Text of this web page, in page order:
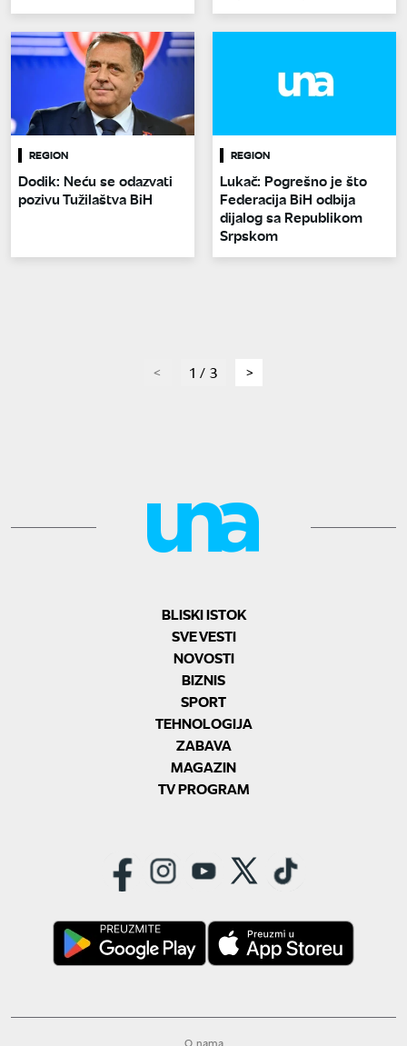
REGION
Dodik: Neću se odazvati
pozivu Tužilaštva BiH
REGION
Lukač: Pogrešno je što
Federacija BiH odbija
dijalog sa Republikom
Srpskom
page1 / 3 page
BLISKI ISTOK
SVE VESTI
NOVOSTI
BIZNIS
SPORT
TEHNOLOGIJA
ZABAVA
MAGAZIN
TV PROGRAM
O nama